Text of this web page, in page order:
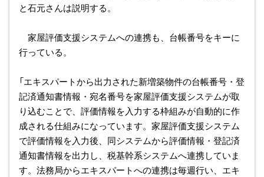
と石元さんは説明する。
家屋評価支援システムへの連携も、台帳番号をキーに
行っている。
「エキスパートから出力された新増築物件の台帳番号・登
記済通知書情報・宛名番号を家屋評価支援システムが取
り込むことで、評価情報を入力する枠組みが自動的に作
成される仕組みになっています。家屋評価支援システム
で評価情報を入力後、同システムから評価情報・登記済
通知書情報を出力し、税基幹系システムへ連携していま
す。法務局からエキスパートへの連携は毎週行い、エキ